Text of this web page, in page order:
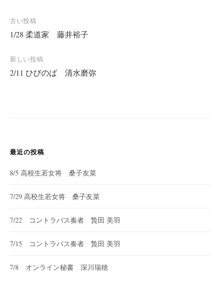
投
稿
ナ
ビ
古い投稿
1/28 柔道家 藤井裕子
新しい投稿
2/11 ひびのば 清水磨弥
最近の投稿
8/5 高校生若女将 桑子友菜
7/29 高校生若女将 桑子友菜
7/22 コントラバス奏者 贄田 美羽
7/15 コントラバス奏者 贄田 美羽
7/8 オンライン秘書 深川瑞穂